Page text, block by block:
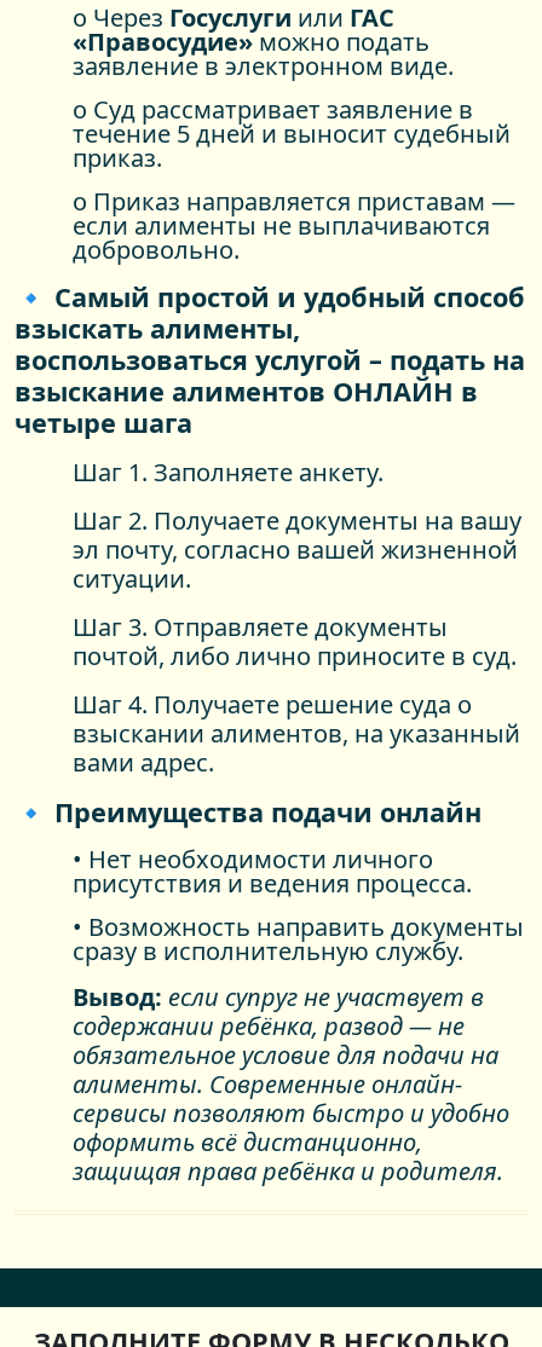
o Через Госуслуги или ГАС
«Правосудие»можно подать
заявление в электронном виде.
o Суд рассматривает заявление в
течение 5 дней и выносит судебный
приказ.
o Приказ направляется приставам —
если алименты не выплачиваются
добровольно.
🔹 Самый простой и удобный способ
взыскать алименты,
воспользоваться услугой – подать на
взыскание алиментов ОНЛАЙН в
четыре шага
Шаг 1. Заполняете анкету.
Шаг 2. Получаете документы на вашу
эл почту, согласно вашей жизненной
ситуации.
Шаг 3. Отправляете документы
почтой, либо лично приносите в суд.
Шаг 4. Получаете решение суда о
взыскании алиментов, на указанный
вами адрес.
🔹 Преимущества подачи онлайн
• Нет необходимости личного
присутствия и ведения процесса.
• Возможность направить документы
сразу в исполнительную службу.
Вывод: если супруг не участвует в
содержании ребёнка, развод — не
обязательное условие для подачи на
алименты. Современные онлайн-
сервисы позволяют быстро и удобно
оформить всё дистанционно,
защищая права ребёнка и родителя.